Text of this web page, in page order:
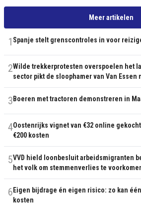
Meer artikelen
1 Spanje stelt grenscontroles in voor
2Wilde trekkerprotesten overspoelen het
sector pikt de sloophamer van Van Essen
3 Boeren met tractoren demonstreren in
4Oostenrijks vignet van €32 online
€200 kosten
5VVD hield loonbesluit arbeidsmigranten
het volk om stemmenverlies te
6 Eigen bijdrage én eigen risico: zo kan
kosten